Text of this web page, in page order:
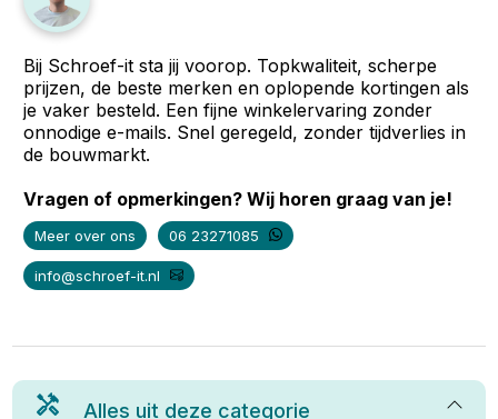
Bij Schroef-it sta jij voorop. Topkwaliteit, scherpe
prijzen, de beste merken en oplopende kortingen als
je vaker besteld. Een fijne winkelervaring zonder
onnodige e-mails. Snel geregeld, zonder tijdverlies in
de bouwmarkt.
Vragen of opmerkingen? Wij horen graag van je!
Meer over ons 06 23271085
info@schroef-it.nl
Alles uit deze categorie